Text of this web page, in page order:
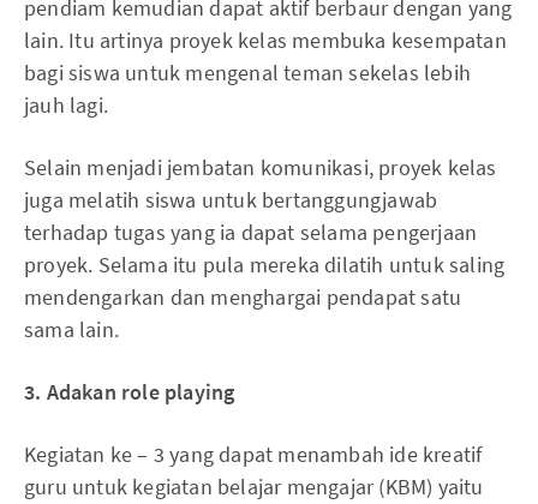
pendiam kemudian dapat aktif berbaur dengan yang
lain. Itu artinya proyek kelas membuka kesempatan
bagi siswa untuk mengenal teman sekelas lebih
jauh lagi.
Selain menjadi jembatan komunikasi, proyek kelas
juga melatih siswa untuk bertanggungjawab
terhadap tugas yang ia dapat selama pengerjaan
proyek. Selama itu pula mereka dilatih untuk saling
mendengarkan dan menghargai pendapat satu
sama lain.
3. Adakan role playing
Kegiatan ke – 3 yang dapat menambah ide kreatif
guru untuk kegiatan belajar mengajar (KBM) yaitu